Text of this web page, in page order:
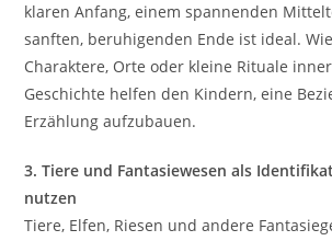
klaren Anfang, einem spannenden
sanften, beruhigenden Ende ist ideal.
Charaktere, Orte oder kleine Rituale
Geschichte helfen den Kindern, eine
Erzählung aufzubauen.
3. Tiere und Fantasiewesen als
nutzen
Tiere, Elfen, Riesen und andere